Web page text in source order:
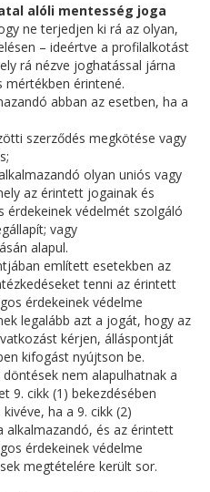
alóli mentesség joga
ne terjedjen ki rá az olyan,
– ideértve a profilalkotást
rá nézve joghatással járna
mértékben érintené.
abban az esetben, ha a
szerződés megkötése vagy
olyan uniós vagy
az érintett jogainak és
érdekeinek védelmét szolgáló
vagy
alapul.
említett esetekben az
tenni az érintett
érdekeinek védelme
legalább azt a jogát, hogy az
kérjen, álláspontját
kifogást nyújtson be.
nem alapulhatnak a
9. cikk (1) bekezdésében
ha a 9. cikk (2)
alkalmazandó, és az érintett
érdekeinek védelme
megtételére került sor.